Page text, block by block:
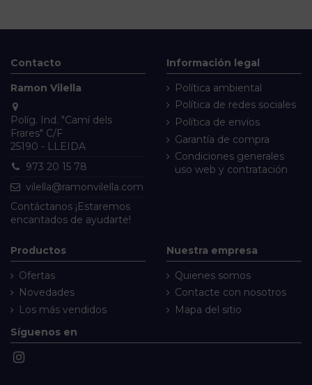
Contacto
Ramon Vilella
Políg. Ind. "Camí dels
Frares" C/F
25190 - LLEIDA
973 20 15 78
vilella@ramonvilella.com
Contáctanos ¡Estaremos
encantados de ayudarte!
Información legal
Política ambiental
Política de redes sociales
Política de envíos
Garantía de compra
Condiciones generales
uso web y contratación
Productos
Ofertas
Novedades
Los más vendidos
Nuestra empresa
Quienes somos
Contacte con nosotros
Mapa del sitio
Síguenos en